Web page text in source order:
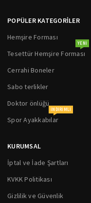
POPÜLER KATEGORİLER
Hemşire Forması
Tesettür Hemşire Forması
YENI
Cerrahi Boneler
Sabo terlikler
Doktor önlüğü
Spor Ayakkabılar
INDIRIMLI
KURUMSAL
İptal ve İade Şartları
KVKK Politikası
Gizlilik ve Güvenlik